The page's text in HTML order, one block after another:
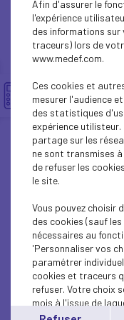
INTERNATIONAL - EUROPE
INTERNATIONAL - EUROPE
ECONOMY
ECONOMY
INTERNATIONAL - EUROPE
ECONOMY
ECONOMY
INTERNATIONAL - EUROPE
INTERNATIONAL - EUROPE
Afin d'assurer le
l'expérience
des informations
traceurs) lors de
www.medef.com.
Ces cookies et
mesurer l'audience
des statistiques
expérience
partage sur les
ne sont transmises
de refuser les
le site.
Vous pouvez choisir
des cookies (sauf
nécessaires au
'Personnaliser vos
paramétrer
cookies et traceurs
refuser. Votre choix
mois à l'issue de
affiché..